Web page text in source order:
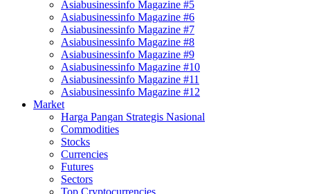
Asiabusinessinfo Magazine #5
Asiabusinessinfo Magazine #6
Asiabusinessinfo Magazine #7
Asiabusinessinfo Magazine #8
Asiabusinessinfo Magazine #9
Asiabusinessinfo Magazine #10
Asiabusinessinfo Magazine #11
Asiabusinessinfo Magazine #12
Market
Harga Pangan Strategis Nasional
Commodities
Stocks
Currencies
Futures
Sectors
Top Cryptocurrencies